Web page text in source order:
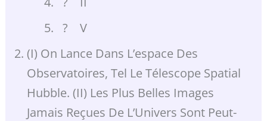
? V
(I) On Lance Dans L’espace Des
Observatoires, Tel Le Télescope Spatial
Hubble. (II) Les Plus Belles Images
Jamais Reçues De L’Univers Sont Peut-